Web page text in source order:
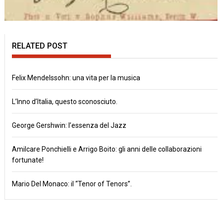
RELATED POST
Felix Mendelssohn: una vita per la musica
L’Inno d’Italia, questo sconosciuto.
George Gershwin: l’essenza del Jazz
Amilcare Ponchielli e Arrigo Boito: gli anni delle collaborazioni
fortunate!
Mario Del Monaco: il “Tenor of Tenors”.